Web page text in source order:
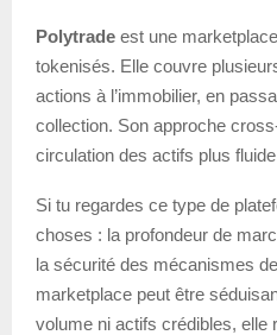
Polytrade est une
tokenisés. Elle couvre
actions à l’immobilier, en
collection. Son approche
circulation des actifs plus
Si tu regardes ce type de
choses : la profondeur de
la sécurité des mécanismes
marketplace peut être
volume ni actifs crédibles, elle